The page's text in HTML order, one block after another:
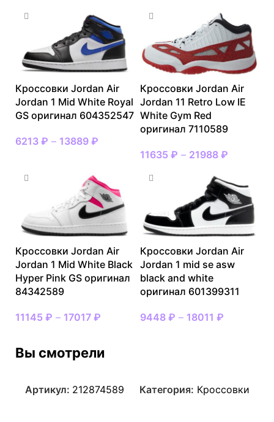
Кроссовки Jordan Air
Jordan 1 Mid White Royal
GS оригинал 604352547
6213 ₽ – 13889 ₽
Кроссовки Jordan Air
Jordan 11 Retro Low IE
White Gym Red
оригинал 7110589
11635 ₽ – 21988 ₽
Кроссовки Jordan Air
Jordan 1 Mid White Black
Hyper Pink GS оригинал
84342589
11145 ₽ – 17017 ₽
Кроссовки Jordan Air
Jordan 1 mid se asw
black and white
оригинал 601399311
9448 ₽ – 18011 ₽
Вы смотрели
Артикул: 212874589 Категория: Кроссовки